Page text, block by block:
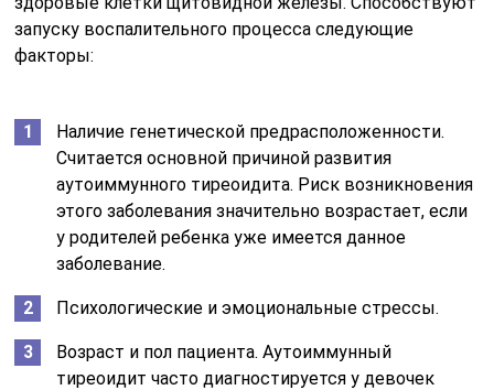
запуску воспалительного процесса следующие
факторы:
Наличие генетической предрасположенности.
Считается основной причиной развития
аутоиммунного тиреоидита. Риск возникновения
этого заболевания значительно возрастает, если
у родителей ребенка уже имеется данное
заболевание.
Психологические и эмоциональные стрессы.
Возраст и пол пациента. Аутоиммунный
тиреоидит часто диагностируется у девочек